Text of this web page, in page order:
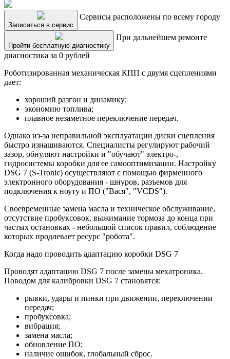
Записаться в сервис
Сервисы расположены по всему городу
Пройти бесплатную диагностику
При дальнейшем ремонте
диагностика за 0 рублей
Роботизированная механическая КПП с двумя сцеплениями
дает:
хороший разгон и динамику;
экономию топлива;
плавное незаметное переключение передач.
Однако из-за неправильной эксплуатации диски сцепления
быстро изнашиваются. Специалисты регулируют рабочий
зазор, обнуляют настройки и "обучают" электро-,
гидросистемы коробки для ее самооптимизации. Настройку
DSG 7 (S-Tronic) осуществляют с помощью фирменного
электронного оборудования - шнуров, разъемов для
подключения к ноуту и ПО ("Вася", "VCDS").
Своевременные замена масла и техническое обслуживание,
отсутствие пробуксовок, выжимание тормоза до конца при
частых остановках - небольшой список правил, соблюдение
которых продлевает ресурс "робота".
Когда надо проводить адаптацию коробки DSG 7
Проводят адаптацию DSG 7 после замены мехатроника.
Поводом для калибровки DSG 7 становятся:
рывки, удары и пинки при движении, переключении
передач;
пробуксовка;
вибрация;
замена масла;
обновление ПО;
наличие ошибок, глобальный сброс.